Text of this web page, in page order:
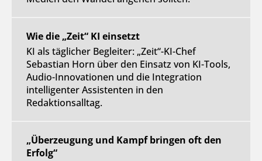
Wie die „Zeit“ KI einsetzt
KI als täglicher Begleiter: „Zeit“-KI-Chef
Sebastian Horn über den Einsatz von KI-Tools,
Audio-Innovationen und die Integration
intelligenter Assistenten in den
Redaktionsalltag.
„Überzeugung und Kampf bringen oft den
Erfolg“